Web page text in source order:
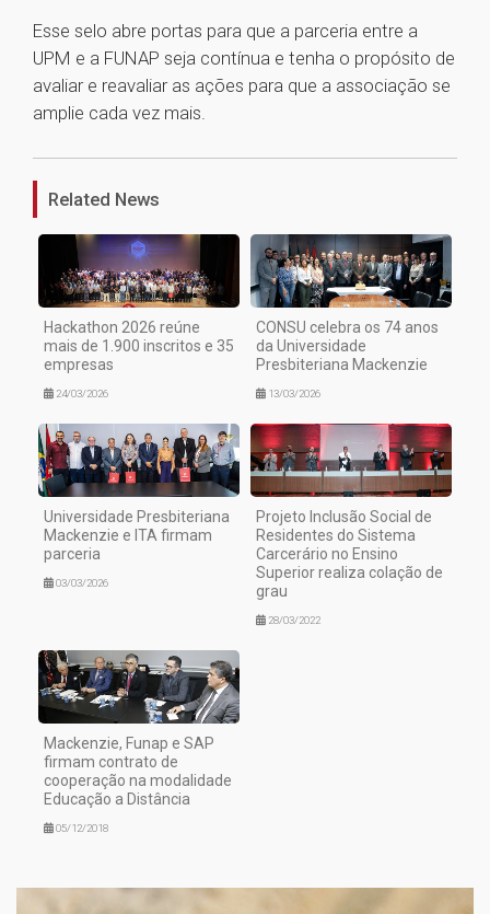
Esse selo abre portas para que a parceria entre a
UPM e a FUNAP seja contínua e tenha o propósito de
avaliar e reavaliar as ações para que a associação se
amplie cada vez mais.
Related News
Hackathon 2026 reúne
mais de 1.900 inscritos e 35
empresas
24/03/2026
CONSU celebra os 74 anos
da Universidade
Presbiteriana Mackenzie
13/03/2026
Universidade Presbiteriana
Mackenzie e ITA firmam
parceria
03/03/2026
Projeto Inclusão Social de
Residentes do Sistema
Carcerário no Ensino
Superior realiza colação de
grau
28/03/2022
Mackenzie, Funap e SAP
firmam contrato de
cooperação na modalidade
Educação a Distância
05/12/2018